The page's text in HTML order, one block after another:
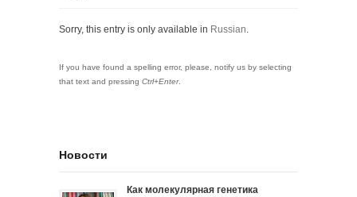
Sorry, this entry is only available in Russian.
If you have found a spelling error, please, notify us by selecting
that text and pressing Ctrl+Enter.
Новости
Как молекулярная генетика